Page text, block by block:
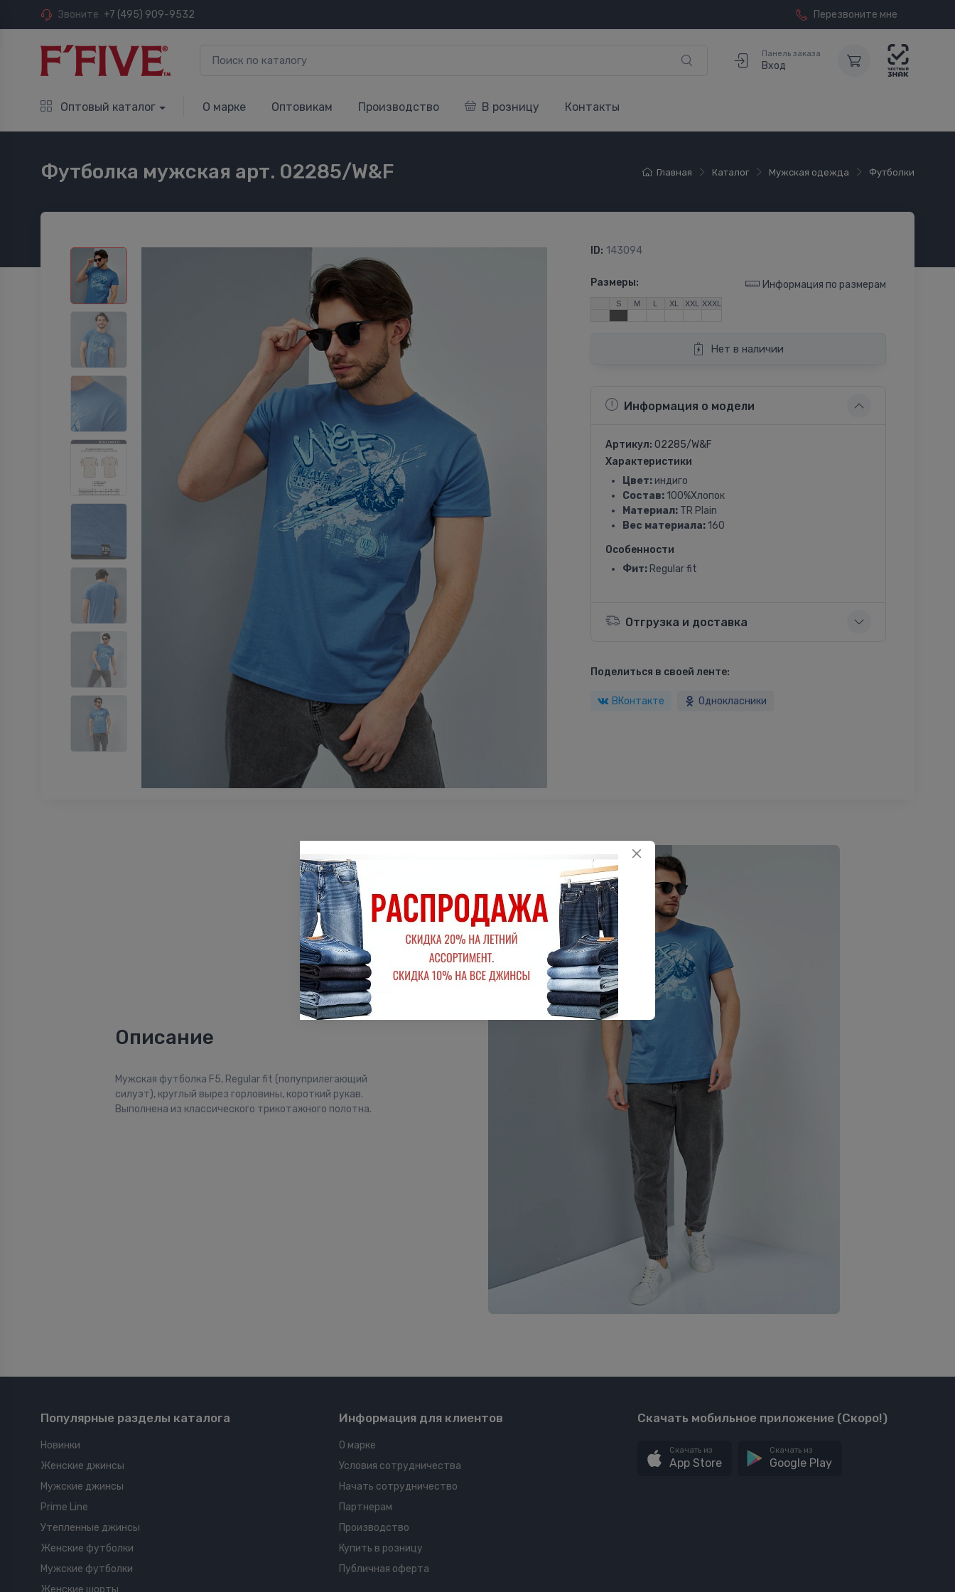
Звоните +7 (495) 909-9532 Перезвоните мне
Панель заказа
Вход
Оптовый каталог О марке Оптовикам Производство В розницу Контакты
Главная Каталог Мужская одежда Футболки
Футболка мужская арт. 02285/W&F
ID: 143094
Размеры: Информация по размерам
S M L XL XXL XXXL
Нет в наличии
Информация о модели
Артикул: 02285/W&F
Характеристики
Цвет:индиго
Состав:100%Хлопок
Материал:TR Plain
Вес материала:160
Особенности
Фит:Regular fit
Отгрузка и доставка
Поделиться в своей ленте:
ВКонтакте Однокласники
Описание
Мужская футболка F5, Regular fit (полуприлегающий
силуэт), круглый вырез горловины, короткий рукав.
Выполнена из классического трикотажного полотна.
Популярные разделы каталога
Новинки
Женские джинсы
Мужские джинсы
Prime Line
Утепленные джинсы
Женские футболки
Мужские футболки
Информация для клиентов
О марке
Условия сотрудничества
Начать сотрудничество
Партнерам
Производство
Купить в розницу
Публичная оферта
Скачать мобильное приложение (Скоро!)
Скачать из
App Store
Скачать из
Google Play